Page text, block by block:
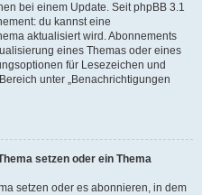
bei einem Update. Seit phpBB 3.1
du kannst eine
aktualisiert wird. Abonnements
eines Themas oder eines
für Lesezeichen und
unter „Benachrichtigungen
setzen oder ein Thema
setzen oder es abonnieren, in dem